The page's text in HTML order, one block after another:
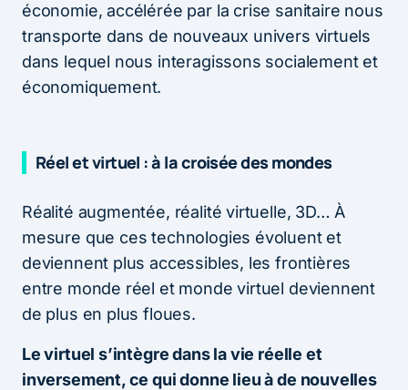
économie, accélérée par la crise sanitaire nous
transporte dans de nouveaux univers virtuels
dans lequel nous interagissons socialement et
économiquement.
Réel et virtuel : à la croisée des mondes
Réalité augmentée, réalité virtuelle, 3D… À
mesure que ces technologies évoluent et
deviennent plus accessibles, les frontières
entre monde réel et monde virtuel deviennent
de plus en plus floues.
Le virtuel s’intègre dans la vie réelle et
inversement, ce qui donne lieu à de nouvelles